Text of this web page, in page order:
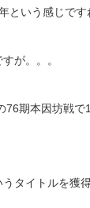
という感じです
が。。。
期本因坊戦で
タイトルを獲